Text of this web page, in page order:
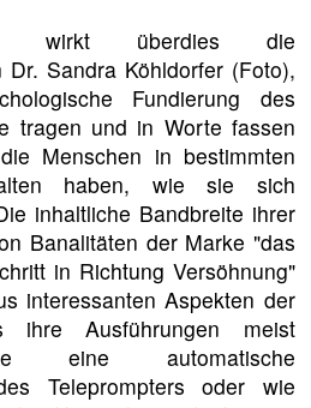
wirkt überdies die
Dr. Sandra Köhldorfer (Foto),
Fundierung des
tragen und in Worte fassen
Menschen in bestimmten
haben, wie sie sich
inhaltliche Bandbreite ihrer
Banalitäten der Marke "das
in Richtung Versöhnung"
interessanten Aspekten der
ihre Ausführungen meist
eine automatische
Teleprompters oder wie